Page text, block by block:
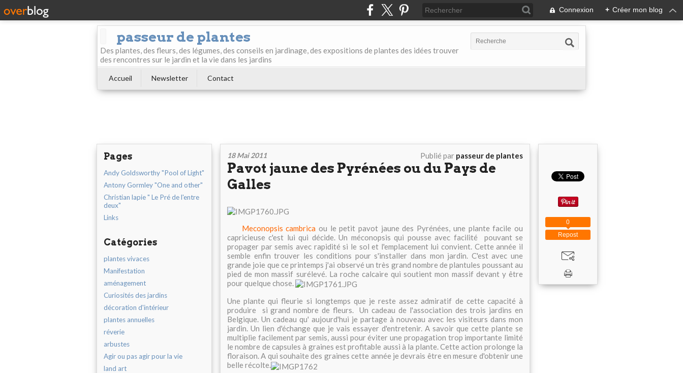
Connexion + Créer mon blog
passeur de plantes
Des plantes, des fleurs, des légumes, des conseils en jardinage, des expositions de plantes des idées trouver
des rencontres sur le jardin et la vie dans les jardins
Accueil Newsletter Contact
Pages
Andy Goldsworthy "Pool of Light"
Antony Gormley "One and other"
Christian lapie " Le Pré de l'entre
deux"
Links
Catégories
plantes vivaces
Manifestation
aménagement
Curiosités des jardins
décoration d'intérieur
plantes annuelles
réverie
arbustes
Agir ou pas agir pour la vie
land art
18 Mai 2011 Publié par passeur de plantes
Pavot jaune des Pyrénées ou du Pays de
Galles
Meconopsis cambrica ou le petit pavot jaune des Pyrénées, une plante facile ou
capricieuse c'est lui qui décide. Un méconopsis qui pousse avec facilité pouvant se
propager par semis avec rapidité si le sol et l'emplacement lui convient. Cette année il
semble enfin trouver les conditions pour s'installer dans mon jardin. C'est avec une
grande joie que ce printemps j'ai observé un très grand nombre de plantules poussant au
pied de mon massif surélevé. La roche calcaire qui soutient mon massif devant y être
pour quelque chose.
Une plante qui fleurie si longtemps que je reste assez admiratif de cette capacité à
produire si grand nombre de fleurs. Un cadeau de l'association des trois jardins en
Belgique. Un cadeau qu' aujourd'hui je partage à nouveau avec les visiteurs dans mon
jardin. Un lien d'échange que je vais essayer d'entretenir. A savoir que cette plante se
multiplie facilement par semis, aussi pour éviter une propagation trop importante limité
le nombre de capsules à graines est profitable aussi à la plante. Cette action prolonge la
floraison. A qui souhaite des graines cette année je devrais être en mesure d'obtenir une
belle récolte.
Repost
0